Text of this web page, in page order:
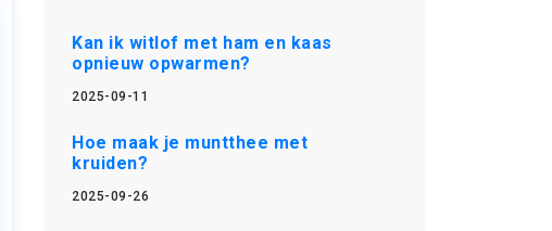
Kan ik witlof met ham en kaas
opnieuw opwarmen?
2025-09-11
Hoe maak je muntthee met
kruiden?
2025-09-26